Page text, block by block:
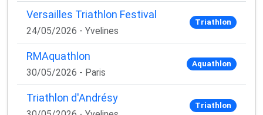
Versailles Triathlon Festival
24/05/2026 - Yvelines
Triathlon
RMAquathlon
30/05/2026 - Paris
Aquathlon
Triathlon d'Andrésy
Triathlon